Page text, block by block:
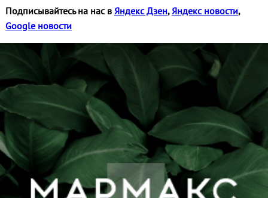
Подписывайтесь на нас в Яндекс Дзен, Яндекс новости,
Google новости